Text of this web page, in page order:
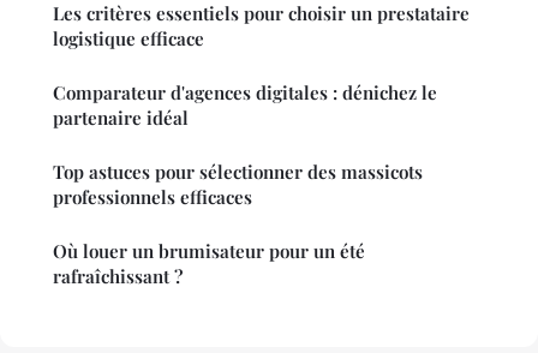
Les critères essentiels pour choisir un prestataire
logistique efficace
Comparateur d'agences digitales : dénichez le
partenaire idéal
Top astuces pour sélectionner des massicots
professionnels efficaces
Où louer un brumisateur pour un été
rafraîchissant ?